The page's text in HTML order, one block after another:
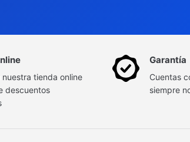
nuestra tienda online
descuentos
Garantía
Cuentas
siempre